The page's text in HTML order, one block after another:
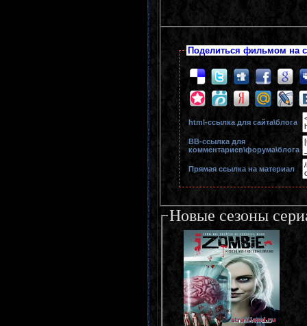
Поделиться фильмом на
html-cсылка для сайта\блога
BB-cсылка для
комментариев\форума\блога
Прямая ссылка на материал
Новые сезоны